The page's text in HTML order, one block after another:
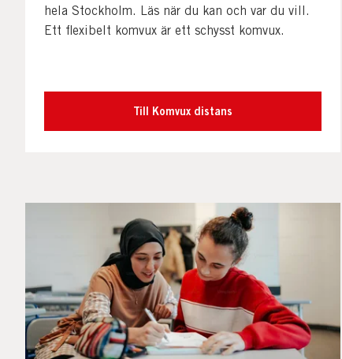
hela Stockholm. Läs när du kan och var du vill.
Ett flexibelt komvux är ett schysst komvux.
Till Komvux distans